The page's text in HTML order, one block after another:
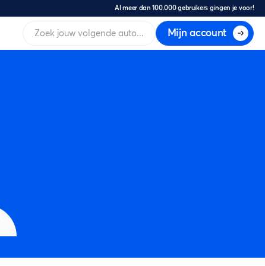
Al meer dan 100.000 gebruikers gingen je voor!
Mijn account